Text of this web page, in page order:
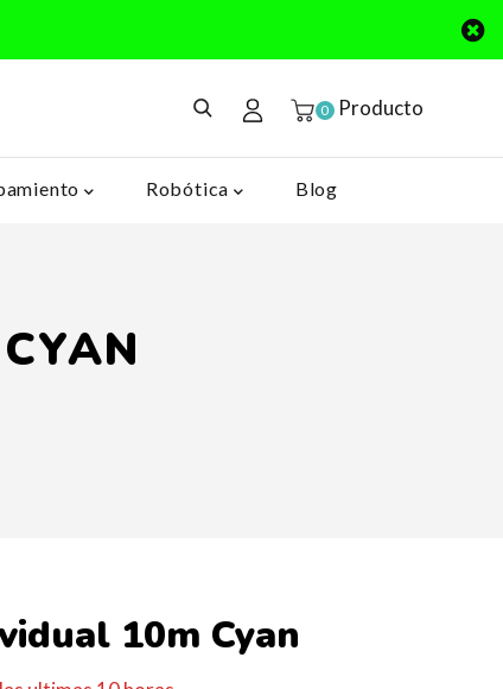
0 Producto
Robótica Blog
10m Cyan